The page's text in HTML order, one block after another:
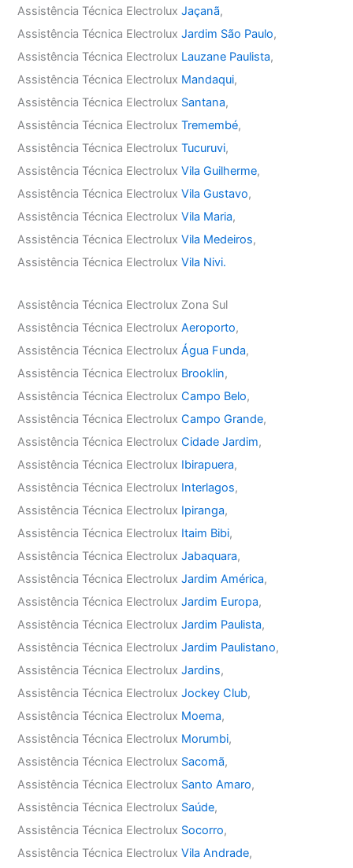
Assistência Técnica ElectroluxJaçanã,
Assistência Técnica ElectroluxJardim São Paulo,
Assistência Técnica Electrolux Lauzane Paulista,
Assistência Técnica Electrolux Mandaqui,
Assistência Técnica Electrolux Santana,
Assistência Técnica ElectroluxTremembé,
Assistência Técnica ElectroluxTucuruvi,
Assistência Técnica ElectroluxVila Guilherme,
Assistência Técnica ElectroluxVila Gustavo,
Assistência Técnica ElectroluxVila Maria,
Assistência Técnica ElectroluxVila Medeiros,
Assistência Técnica ElectroluxVila Nivi.
Assistência Técnica Electrolux Zona Sul
Assistência Técnica ElectroluxAeroporto,
Assistência Técnica ElectroluxÁgua Funda,
Assistência Técnica Electrolux Brooklin,
Assistência Técnica ElectroluxCampo Belo,
Assistência Técnica ElectroluxCampo Grande,
Assistência Técnica ElectroluxCidade Jardim,
Assistência Técnica Electrolux Ibirapuera,
Assistência Técnica Electrolux Interlagos,
Assistência Técnica Electrolux Ipiranga,
Assistência Técnica Electrolux Itaim Bibi,
Assistência Técnica ElectroluxJabaquara,
Assistência Técnica ElectroluxJardim América,
Assistência Técnica ElectroluxJardim Europa,
Assistência Técnica ElectroluxJardim Paulista,
Assistência Técnica ElectroluxJardim Paulistano,
Assistência Técnica ElectroluxJardins,
Assistência Técnica ElectroluxJockey Club,
Assistência Técnica Electrolux Moema,
Assistência Técnica Electrolux Morumbi,
Assistência Técnica Electrolux Sacomã,
Assistência Técnica Electrolux Santo Amaro,
Assistência Técnica Electrolux Saúde,
Assistência Técnica Electrolux Socorro,
Assistência Técnica ElectroluxVila Andrade,